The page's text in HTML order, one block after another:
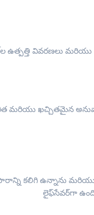
ఉత్పత్తి వివరణలు
మరియు ఖచ్చితమైన
కలిగి ఉన్నాను
లైఫ్‌సేవర్‌గా